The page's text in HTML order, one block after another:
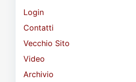
Login
Contatti
Vecchio Sito
Video
Archivio